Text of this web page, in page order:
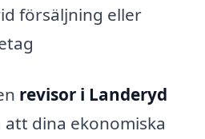
försäljning eller
revisor i Landeryd
dina ekonomiska